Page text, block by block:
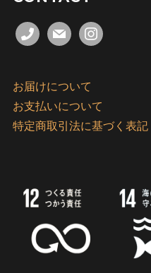
phonemail instagram
お届けについて
お支払いについて
特定商取引法に基づく表記